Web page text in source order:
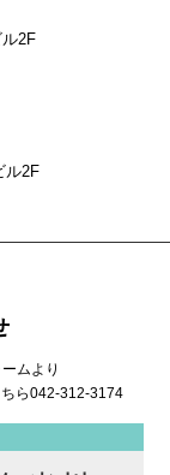
2F
ル2F
ムより
ら042-312-3174